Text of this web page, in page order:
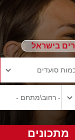
בישראל
מתכונים